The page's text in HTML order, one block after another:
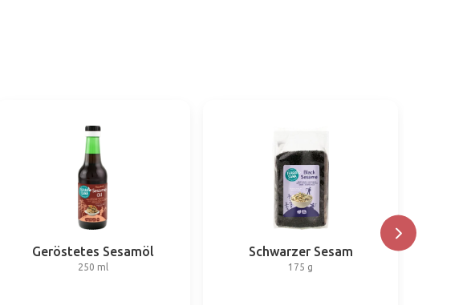
Geröstetes Sesamöl
250 ml
Schwarzer Sesam
175 g